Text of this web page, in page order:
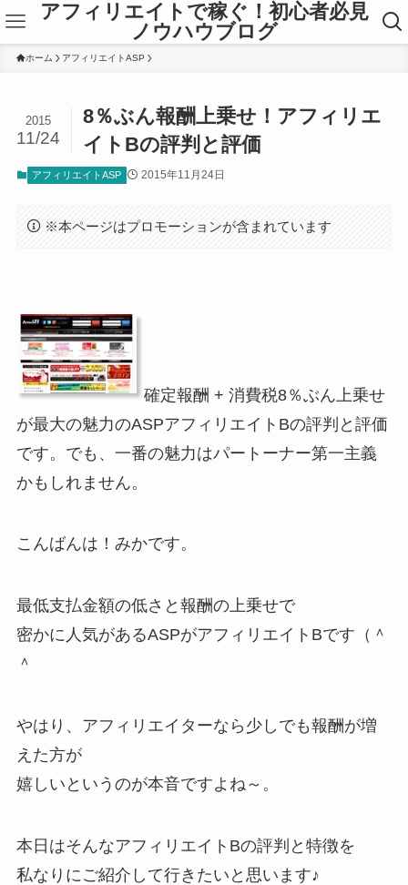
アフィリエイトで稼ぐ！初心者必見
ノウハウブログ
ホーム アフィリエイトASP
8％ぶん報酬上乗せ！アフィリエ
イトBの評判と評価
2015
11/24
アフィリエイトASP 2015年11月24日
※本ページはプロモーションが含まれています
確定報酬 + 消費税8％ぶん上乗せ
が最大の魅力のASPアフィリエイトBの評判と評価
です。でも、一番の魅力はパートーナー第一主義
かもしれません。
こんばんは！みかです。
最低支払金額の低さと報酬の上乗せで
密かに人気があるASPがアフィリエイトBです（＾
＾
やはり、アフィリエイターなら少しでも報酬が増
えた方が
嬉しいというのが本音ですよね～。
本日はそんなアフィリエイトBの評判と特徴を
私なりにご紹介して行きたいと思います♪